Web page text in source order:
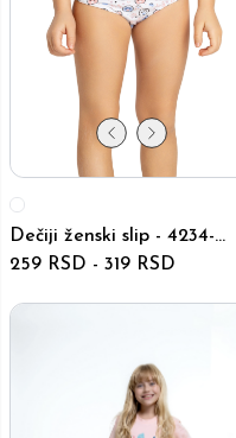
Dečiji ženski slip - 4234-
4236
259 RSD - 319 RSD